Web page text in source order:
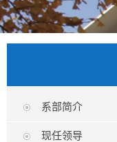
系部简介
现任领导